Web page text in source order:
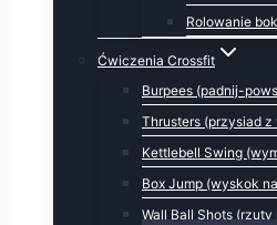
Rolowanie
Ćwiczenia Crossfit
Burpees (padnij-
Thrusters (przysiad
Kettlebell Swing
Box Jump (wyskok
Wall Ball Shots (rzuty